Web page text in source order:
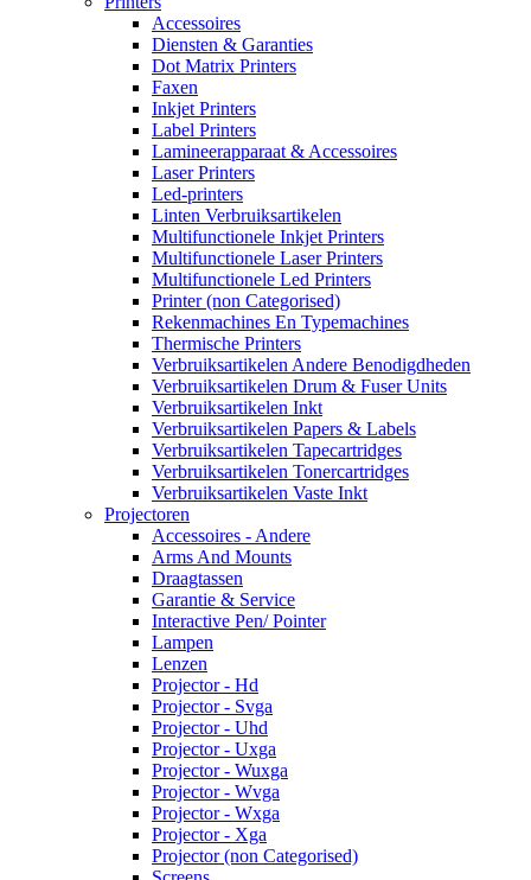
Accessoires
Diensten & Garanties
Dot Matrix Printers
Faxen
Inkjet Printers
Label Printers
Lamineerapparaat & Accessoires
Laser Printers
Led-printers
Linten Verbruiksartikelen
Multifunctionele Inkjet Printers
Multifunctionele Laser Printers
Multifunctionele Led Printers
Printer (non Categorised)
Rekenmachines En Typemachines
Thermische Printers
Verbruiksartikelen Andere Benodigdheden
Verbruiksartikelen Drum & Fuser Units
Verbruiksartikelen Inkt
Verbruiksartikelen Papers & Labels
Verbruiksartikelen Tapecartridges
Verbruiksartikelen Tonercartridges
Verbruiksartikelen Vaste Inkt
Projectoren
Accessoires - Andere
Arms And Mounts
Draagtassen
Garantie & Service
Interactive Pen/ Pointer
Lampen
Lenzen
Projector - Hd
Projector - Svga
Projector - Uhd
Projector - Uxga
Projector - Wuxga
Projector - Wvga
Projector - Wxga
Projector - Xga
Projector (non Categorised)